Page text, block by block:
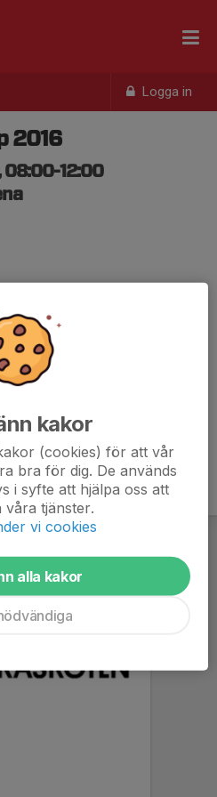
Logga in
2016
08:00-12:00
kakor
(cookies) för att vår
bra för dig. De används
i syfte att hjälpa oss att
tjänster.
vi cookies
alla kakor